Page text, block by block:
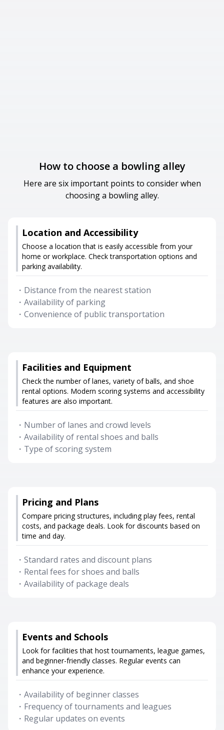
How to choose a bowling alley
Here are six important points to consider when
choosing a bowling alley.
Location and Accessibility
Choose a location that is easily accessible from your
home or workplace. Check transportation options and
parking availability.
・ Distance from the nearest station
・ Availability of parking
・ Convenience of public transportation
Facilities and Equipment
Check the number of lanes, variety of balls, and shoe
rental options. Modern scoring systems and accessibility
features are also important.
・ Number of lanes and crowd levels
・ Availability of rental shoes and balls
・ Type of scoring system
Pricing and Plans
Compare pricing structures, including play fees, rental
costs, and package deals. Look for discounts based on
time and day.
・ Standard rates and discount plans
・ Rental fees for shoes and balls
・ Availability of package deals
Events and Schools
Look for facilities that host tournaments, league games,
and beginner-friendly classes. Regular events can
enhance your experience.
・ Availability of beginner classes
・ Frequency of tournaments and leagues
・ Regular updates on events